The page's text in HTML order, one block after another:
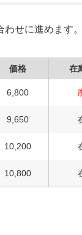
せに進めます。
価格 在
6,800
9,650
10,200
10,800